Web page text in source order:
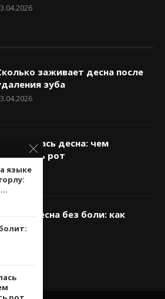
заживает десна после
зуба
Воспалилась десна: чем
рот
Опухла десна без боли: как
языке